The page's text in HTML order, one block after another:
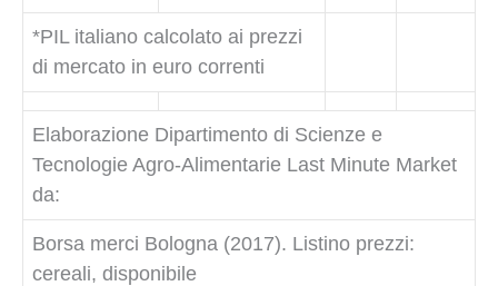
*PIL italiano calcolato ai prezzi
di mercato in euro correnti
Elaborazione Dipartimento di Scienze e
Tecnologie Agro-Alimentarie Last Minute Market
da:
Borsa merci Bologna (2017). Listino prezzi:
cereali, disponibile